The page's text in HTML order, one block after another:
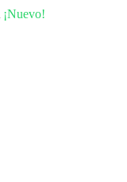
¡Nuevo!